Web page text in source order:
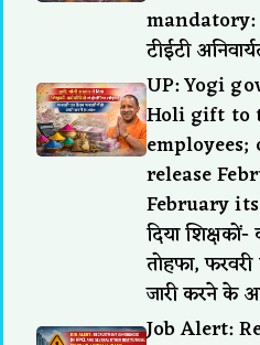
mandatory:
टीईटी
UP: Yogi
Holi gift to
release
February
दिया शिक्षकों-
तोहफा,
जारी करने के
Job Alert: